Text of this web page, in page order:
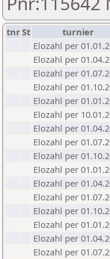
tnrSt turnier
Elozahl per
Elozahl per
Elozahl per
Elozahl per
Elozahl per
Elozahl per
Elozahl per
Elozahl per
Elozahl per
Elozahl per
Elozahl per
Elozahl per
Elozahl per
Elozahl per
Elozahl per
Elozahl per